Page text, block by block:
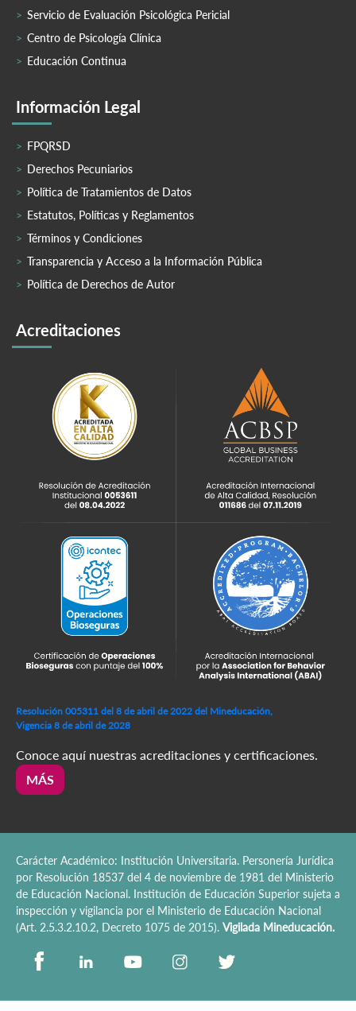
Servicio de Evaluación Psicológica Pericial
Centro de Psicología Clínica
Educación Continua
Información Legal
FPQRSD
Derechos Pecuniarios
Política de Tratamientos de Datos
Estatutos, Políticas y Reglamentos
Términos y Condiciones
Transparencia y Acceso a la Información Pública
Política de Derechos de Autor
Acreditaciones
Resolución 005311 del 8 de abril de 2022 del Mineducación,
Vigencia 8 de abril de 2028
Conoce aquí nuestras acreditaciones y certificaciones.
MÁS
Carácter Académico: Institución Universitaria. Personería Jurídica
por Resolución 18537 del 4 de noviembre de 1981 del Ministerio
de Educación Nacional. Institución de Educación Superior sujeta a
inspección y vigilancia por el Ministerio de Educación Nacional
(Art. 2.5.3.2.10.2, Decreto 1075 de 2015). Vigilada Mineducación.